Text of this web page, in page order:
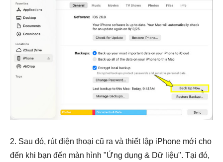
2. Sau đó, rút điện thoại cũ ra và thiết lập iPhone mới cho
đến khi bạn đến màn hình "Ứng dụng & Dữ liệu". Tại đó,